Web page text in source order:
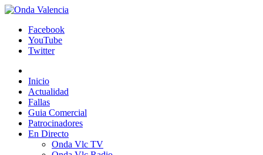
Facebook
YouTube
Twitter
Inicio
Actualidad
Fallas
Guia Comercial
Patrocinadores
En Directo
Onda Vlc TV